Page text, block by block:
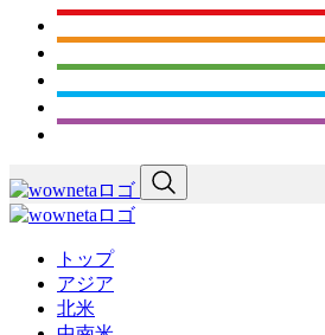
トップ
アジア
北米